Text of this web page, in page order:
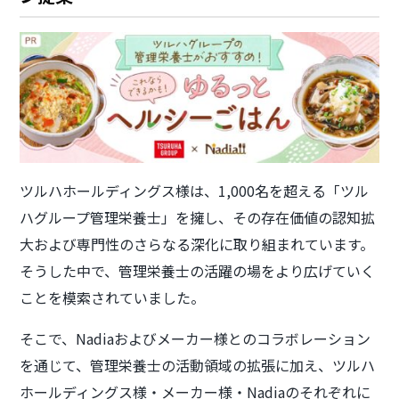
ツルハホールディングス様は、1,000名を超える「ツル
ハグループ管理栄養士」を擁し、その存在価値の認知拡
大および専門性のさらなる深化に取り組まれています。
そうした中で、管理栄養士の活躍の場をより広げていく
ことを模索されていました。
そこで、Nadiaおよびメーカー様とのコラボレーション
を通じて、管理栄養士の活動領域の拡張に加え、ツルハ
ホールディングス様・メーカー様・Nadiaのそれぞれに